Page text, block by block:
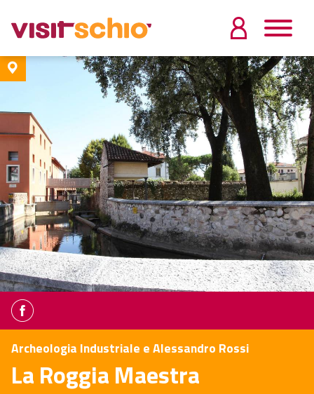
Archeologia Industriale e Alessandro Rossi
La Roggia Maestra